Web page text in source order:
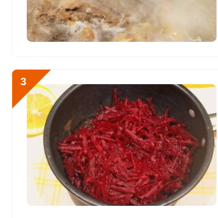
Сера
Фосфор
Алюминий
Железо 15.4 мг
Йод 17.3 мкг
Кобальт 23 мкг
177 мкг
Марганец 1.7 мкг
Медь 1257.5 мкг
3